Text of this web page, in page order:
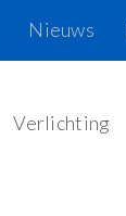
Nieuws
Verlichting